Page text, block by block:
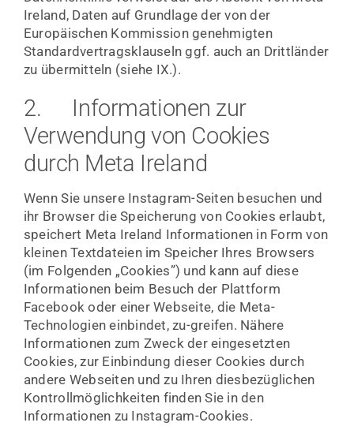
Ireland, Daten auf Grundlage der von der
Europäischen Kommission genehmigten
Standardvertragsklauseln ggf. auch an Drittländer
zu übermitteln (siehe IX.).
2. Informationen zur
Verwendung von Cookies
durch Meta Ireland
Wenn Sie unsere Instagram-Seiten besuchen und
ihr Browser die Speicherung von Cookies erlaubt,
speichert Meta Ireland Informationen in Form von
kleinen Textdateien im Speicher Ihres Browsers
(im Folgenden „Cookies”) und kann auf diese
Informationen beim Besuch der Plattform
Facebook oder einer Webseite, die Meta-
Technologien einbindet, zu-greifen. Nähere
Informationen zum Zweck der eingesetzten
Cookies, zur Einbindung dieser Cookies durch
andere Webseiten und zu Ihren diesbezüglichen
Kontrollmöglichkeiten finden Sie in den
Informationen zu Instagram-Cookies.